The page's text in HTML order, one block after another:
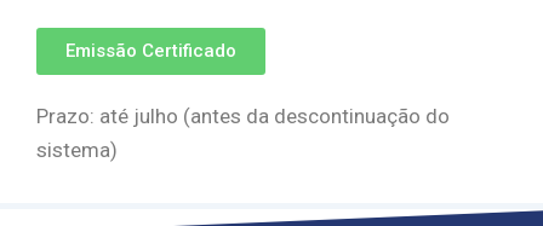
Emissão Certificado
Prazo: até julho (antes da descontinuação do
sistema)